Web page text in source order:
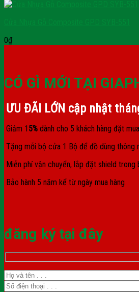
0₫
CÓ GÌ MỚI TẠI
ƯU ĐÃI LỚN cập nhật
Giảm 1 5% dành cho 5 khách hàng đặt
Tặng mỗi bộ cửa 1 Bộ để đồ dùng thông
Miễn phí vận chuyển, lắp đặt shield trong
Bảo hành 5 năm kể từ ngày mua hàng
đăng ký tại đây